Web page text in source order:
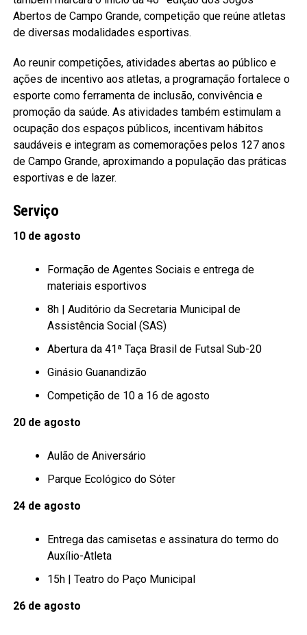
Abertos de Campo Grande, competição que reúne atletas
de diversas modalidades esportivas.
Ao reunir competições, atividades abertas ao público e
ações de incentivo aos atletas, a programação fortalece o
esporte como ferramenta de inclusão, convivência e
promoção da saúde. As atividades também estimulam a
ocupação dos espaços públicos, incentivam hábitos
saudáveis e integram as comemorações pelos 127 anos
de Campo Grande, aproximando a população das práticas
esportivas e de lazer.
Serviço
10 de agosto
Formação de Agentes Sociais e entrega de
materiais esportivos
8h | Auditório da Secretaria Municipal de
Assistência Social (SAS)
Abertura da 41ª Taça Brasil de Futsal Sub-20
Ginásio Guanandizão
Competição de 10 a 16 de agosto
20 de agosto
Aulão de Aniversário
Parque Ecológico do Sóter
24 de agosto
Entrega das camisetas e assinatura do termo do
Auxílio-Atleta
15h | Teatro do Paço Municipal
26 de agosto